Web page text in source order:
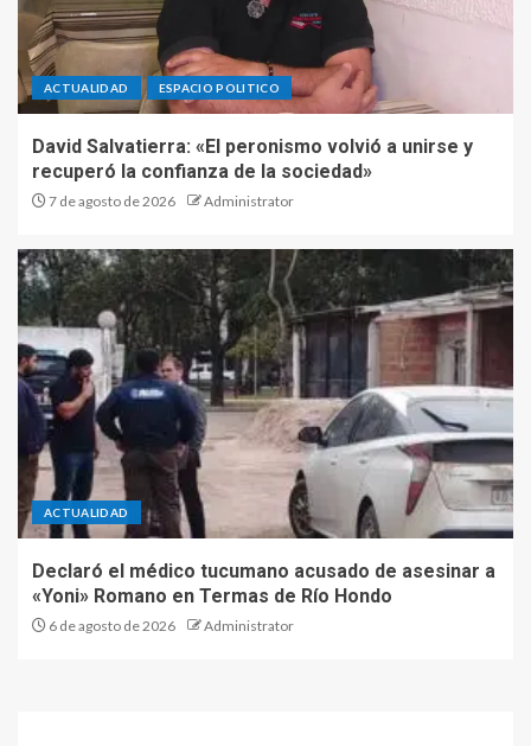
ACTUALIDAD ESPACIO POLITICO
David Salvatierra: «El peronismo volvió a unirse y
recuperó la confianza de la sociedad»
7 de agosto de 2026 Administrator
ACTUALIDAD
Declaró el médico tucumano acusado de asesinar a
«Yoni» Romano en Termas de Río Hondo
6 de agosto de 2026 Administrator